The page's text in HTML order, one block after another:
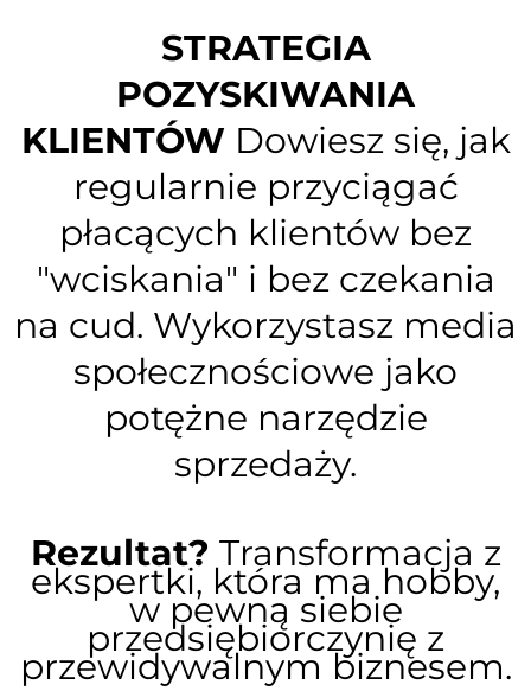
STRATEGIA
POZYSKIWANIA
KLIENTÓW Dowiesz się, jak
regularnie przyciągać
płacących klientów bez
"wciskania" i bez czekania
na cud. Wykorzystasz media
społecznościowe jako
potężne narzędzie
sprzedaży.
Rezultat? Transformacja z
ekspertki, która ma hobby,
w pewną siebie
przedsiębiorczynię z
przewidywalnym biznesem.